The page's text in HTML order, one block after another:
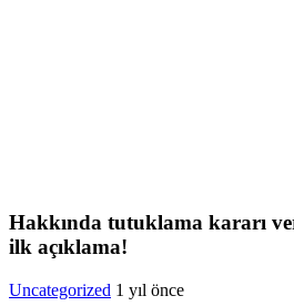
Hakkında tutuklama kararı
ilk açıklama!
Uncategorized 1 yıl önce